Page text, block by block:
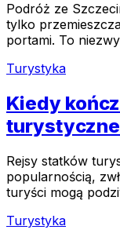
Podróż ze
tylko
portami. To
Turystyka
Kiedy
Rejsy statków
popularnością,
turyści mogą
Turystyka